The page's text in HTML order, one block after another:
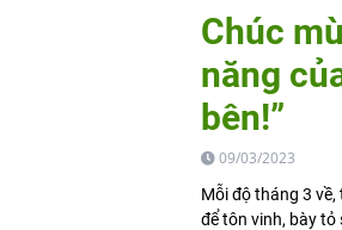
Chúc
năng
bên!”
09/03/2023
Mỗi độ tháng 3
để tôn vinh, bày